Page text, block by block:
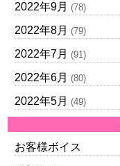
2022年9月 (78)
2022年8月 (79)
2022年7月 (91)
2022年6月 (80)
2022年5月 (49)
お客様ボイス